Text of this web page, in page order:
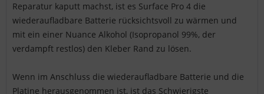
Reparatur kaputt machst, ist es Surface Pro 4 die
wiederaufladbare Batterie rücksichtsvoll zu wärmen und
mit ein einer Nuance Alkohol (Isopropanol 99%, der
verdampft restlos) den Kleber Rand zu lösen.
Wenn im Anschluss die wiederaufladbare Batterie und die
Platine herausgenommen ist, ist das Schwierigste